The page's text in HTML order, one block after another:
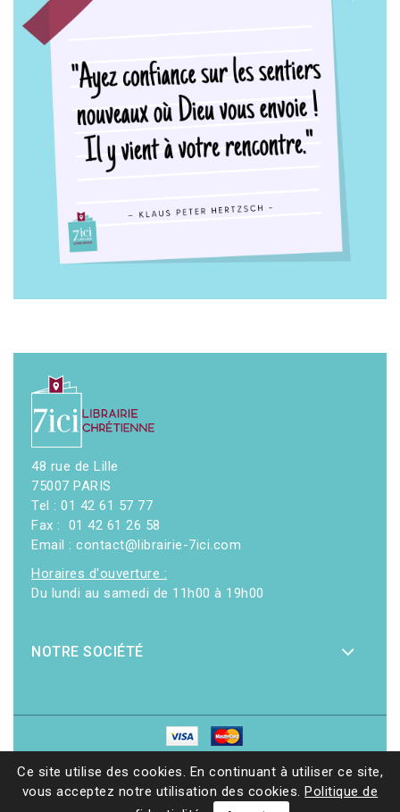
48 rue de Lille
75007 PARIS
Tel : 01 42 61 57 77
Fax : 01 42 61 26 58
Email : contact@librairie-7ici.com
Horaires d'ouverture :
Du lundi au samedi de 11h00 à 19h00
NOTRE SOCIÉTÉ
Ce site utilise des cookies. En continuant à utiliser ce site,
vous acceptez notre utilisation des cookies. Politique de
© 2026 - Librairie 7ici| Site web réalisé par Ethicweb